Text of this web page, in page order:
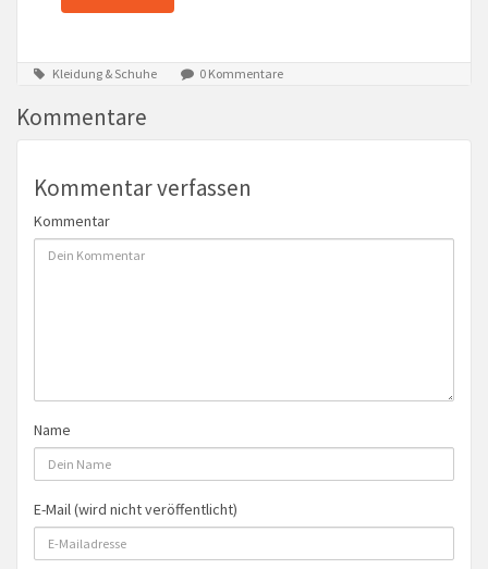
Kleidung & Schuhe 0 Kommentare
Kommentare
Kommentar verfassen
Kommentar
Name
E-Mail (wird nicht veröffentlicht)